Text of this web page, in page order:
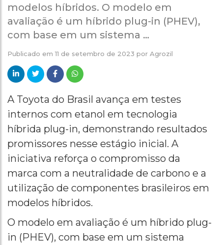
modelos híbridos. O modelo em
avaliação é um híbrido plug-in (PHEV),
com base em um sistema …
Publicado em11 de setembro de 2023 por Agrozil
A Toyota do Brasil avança em testes
internos com etanol em tecnologia
híbrida plug-in, demonstrando resultados
promissores nesse estágio inicial. A
iniciativa reforça o compromisso da
marca com a neutralidade de carbono e a
utilização de componentes brasileiros em
modelos híbridos.
O modelo em avaliação é um híbrido plug-
in (PHEV), com base em um sistema